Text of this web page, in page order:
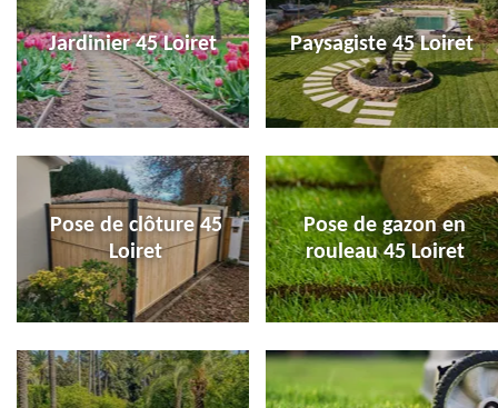
Jardinier 45 Loiret Paysagiste 45 Loiret
Pose de clôture 45
Loiret
Pose de gazon en
rouleau 45 Loiret